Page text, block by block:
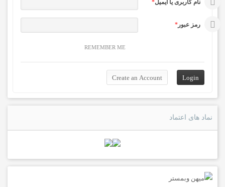
نام کاربری یا ایمیل*
رمز عبور *
REMEMBER ME
نماد های اعتماد